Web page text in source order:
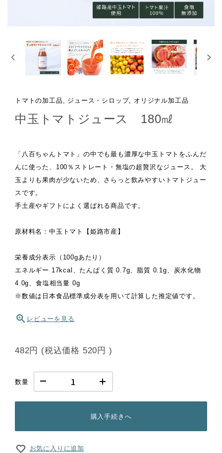
トマトの加工品, ジュース・シロップ, オリジナル加工品
中玉トマトジュース 180㎖
「八百ちゃんトマト」の中でも最も濃厚な中玉トマトをふんだ
んに使った、100％ストレート・無塩の超贅沢なジュース。 大
玉よりも果肉が少ないため、さらっと飲みやすいトマトジュー
スです。
手土産やギフトによく選ばれる商品です。
原材料名：中玉トマト【姫路市産】
栄養成分表示（100gあたり）
エネルギー 17kcal、たんぱく質 0.7g、脂質 0.1g、炭水化物
4.0g、食塩相当量 0g
※数値は日本食品標準成分表を用いて計算した推定値です。
レビューを見る
482円 (税込価格 520円 )
数量
購入手続きへ
お気に入りに追加